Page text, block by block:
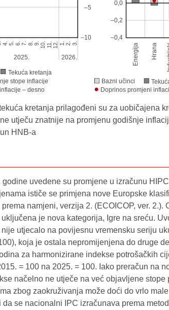
kretanja prilagođeni su za uobičajena
utječu znatnije na promjenu godišnje
HNB-a
uvedene su promjene u izračunu
ističe se primjena nove Europske
namjeni, verzija 2. (ECOICOP, ver. 2.).
je nova kategorija, Igre na sreću.
utjecalo na povijesnu vremensku seriju
koja je ostala nepromijenjena do druge
za harmonizirane indekse potrošačkih
= 100 na 2025. = 100. Iako preračun na
načelno ne utječe na već objavljene stope
zbog zaokruživanja može doći do vrlo male
da se nacionalni IPC izračunava prema